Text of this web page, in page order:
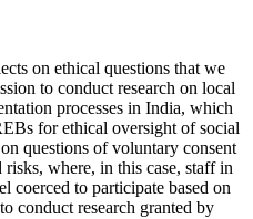
on ethical questions that we
to conduct research on local
processes in India, which
for ethical oversight of social
questions of voluntary consent
where, in this case, staff in
coerced to participate based on
conduct research granted by